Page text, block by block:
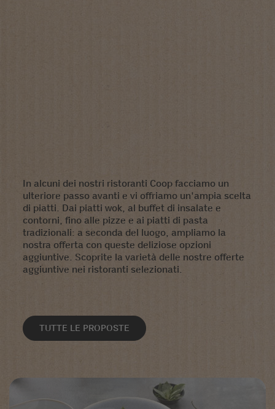
In alcuni dei nostri ristoranti Coop facciamo un
ulteriore passo avanti e vi offriamo un'ampia scelta
di piatti. Dai piatti wok, al buffet di insalate e
contorni, fino alle pizze e ai piatti di pasta
tradizionali: a seconda del luogo, ampliamo la
nostra offerta con queste deliziose opzioni
aggiuntive. Scoprite la varietà delle nostre offerte
aggiuntive nei ristoranti selezionati.
TUTTE LE PROPOSTE